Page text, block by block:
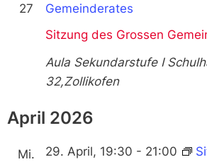
27
Sitzung des Grossen
Gemeinderates
Aula Sekundarstufe I
32,Zollikofen
April 2026
Mi.
29. April, 19:30 - 21:00